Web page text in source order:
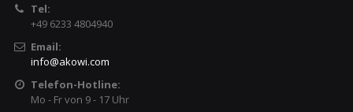
Tel:
+49 6233 4804940
Email:
info@akowi.com
Telefon-Hotline:
Mo - Fr von 9 - 17 Uhr